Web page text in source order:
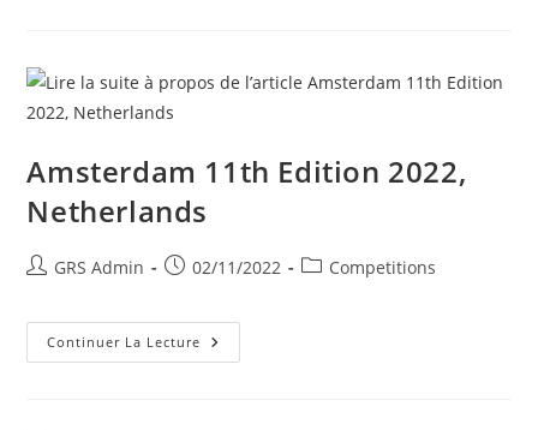
Amsterdam 11th Edition 2022,
Netherlands
GRS Admin 02/11/2022 Competitions
Continuer La Lecture